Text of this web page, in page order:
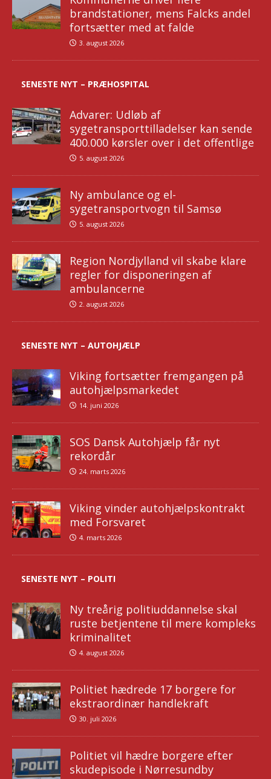
brandstationer, mens Falcks andel
fortsætter med at falde
3. august 2026
SENESTE NYT – PRÆHOSPITAL
Advarer: Udløb af
sygetransporttilladelser kan sende
400.000 kørsler over i det offentlige
5. august 2026
Ny ambulance og el-
sygetransportvogn til Samsø
5. august 2026
Region Nordjylland vil skabe klare
regler for disponeringen af
ambulancerne
2. august 2026
SENESTE NYT – AUTOHJÆLP
Viking fortsætter fremgangen på
autohjælpsmarkedet
14. juni 2026
SOS Dansk Autohjælp får nyt
rekordår
24. marts 2026
Viking vinder autohjælpskontrakt
med Forsvaret
4. marts 2026
SENESTE NYT – POLITI
Ny treårig politiuddannelse skal
ruste betjentene til mere kompleks
kriminalitet
4. august 2026
Politiet hædrede 17 borgere for
ekstraordinær handlekraft
30. juli 2026
Politiet vil hædre borgere efter
skudepisode i Nørresundby